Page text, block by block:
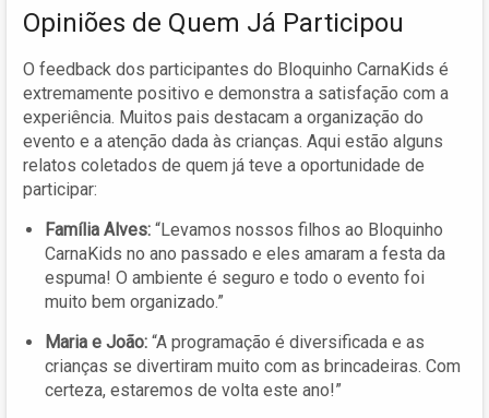
Opiniões de Quem Já Participou
O feedback dos participantes do Bloquinho CarnaKids é
extremamente positivo e demonstra a satisfação com a
experiência. Muitos pais destacam a organização do
evento e a atenção dada às crianças. Aqui estão alguns
relatos coletados de quem já teve a oportunidade de
participar:
Família Alves: “Levamos nossos filhos ao Bloquinho
CarnaKids no ano passado e eles amaram a festa da
espuma! O ambiente é seguro e todo o evento foi
muito bem organizado.”
Maria e João: “A programação é diversificada e as
crianças se divertiram muito com as brincadeiras. Com
certeza, estaremos de volta este ano!”